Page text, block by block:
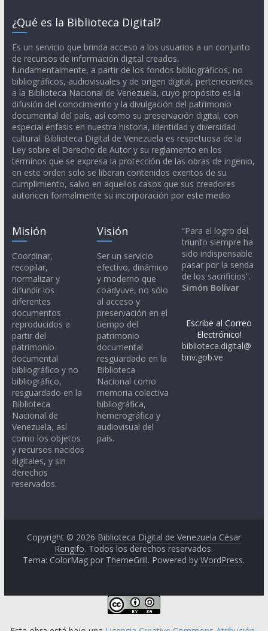
¿Qué es la Biblioteca Digital?
Es un servicio que brinda acceso a los usuarios a un conjunto
de recursos de información digital creados,
fundamentalmente, a partir de los fondos bibliográficos, no
bibliográficos, audiovisuales y de origen digital, pertenecientes
a la Biblioteca Nacional de Venezuela, cuyo propósito es la
difusión del conocimiento y la divulgación del patrimonio
documental del país, así como su preservación digital, con
especial énfasis en nuestra historia, identidad y diversidad
cultural. Biblioteca Digital de Venezuela es respetuosa de la
Ley sobre el Derecho de Autor y su reglamento en los
términos que se expresa la protección de las obras de ingenio,
en este orden solo se liberan contenidos exentos de su
cumplimiento, salvo en aquellos casos que sus creadores
autoricen formalmente su incorporación por este medio
Misión
Coordinar,
recopilar,
normalizar y
difundir los
diferentes
documentos
reproducidos a
partir del
patrimonio
documental
bibliográfico y no
bibliográfico,
resguardado en la
Biblioteca
Nacional de
Venezuela, así
como los objetos
y recursos nacidos
digitales, y sin
derechos
reservados.
Visión
Ser un servicio
efectivo, dinámico
y moderno que
coadyuve, no sólo
al acceso y
preservación en el
tiempo del
patrimonio
documental
resguardado en la
Biblioteca
Nacional como
memoria colectiva
bibliográfica,
hemerográfica y
audiovisual del
país.
“Para el logro del
triunfo siempre ha
sido indispensable
pasar por la senda
de los sacrificios”.
Simón Bolívar
Escribe al Correo
Electrónico!
biblioteca.digital@
bnv.gob.ve
Copyright © 2026 Biblioteca Digital de Venezuela César
Rengifo. Todos los derechos reservados.
Tema: ColorMag por ThemeGrill. Powered byWordPress.